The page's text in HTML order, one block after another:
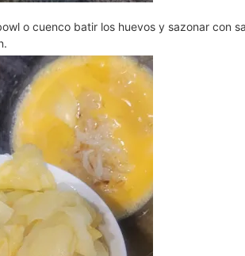
o cuenco batir los huevos y sazonar con